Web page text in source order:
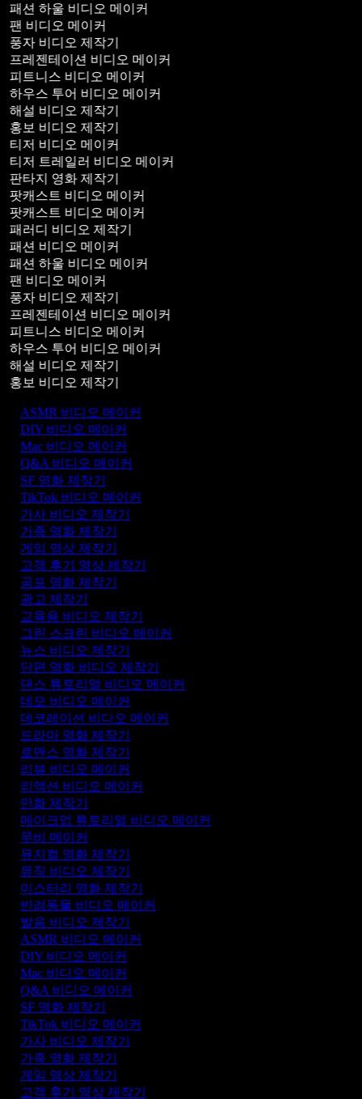
패션 하울 비디오 메이커
팬 비디오 메이커
풍자 비디오 제작기
프레젠테이션 비디오 메이커
피트니스 비디오 메이커
하우스 투어 비디오 메이커
해설 비디오 제작기
홍보 비디오 제작기
티저 비디오 메이커
티저 트레일러 비디오 메이커
판타지 영화 제작기
팟캐스트 비디오 메이커
팟캐스트 비디오 메이커
패러디 비디오 제작기
패션 비디오 메이커
패션 하울 비디오 메이커
팬 비디오 메이커
풍자 비디오 제작기
프레젠테이션 비디오 메이커
피트니스 비디오 메이커
하우스 투어 비디오 메이커
해설 비디오 제작기
홍보 비디오 제작기
ASMR 비디오 메이커
DIY 비디오 메이커
Mac 비디오 메이커
Q&A 비디오 메이커
SF 영화 제작기
TikTok 비디오 메이커
가사 비디오 제작기
가족 영화 제작기
게임 영상 제작기
고객 후기 영상 제작기
공포 영화 제작기
광고 제작기
교육용 비디오 제작기
그린 스크린 비디오 메이커
뉴스 비디오 제작기
단편 영화 비디오 제작기
댄스 튜토리얼 비디오 메이커
데모 비디오 메이커
데코레이션 비디오 메이커
드라마 영화 제작기
로맨스 영화 제작기
리뷰 비디오 메이커
리액션 비디오 메이커
만화 제작기
메이크업 튜토리얼 비디오 메이커
무비 메이커
뮤지컬 영화 제작기
뮤직 비디오 제작기
미스터리 영화 제작기
반려동물 비디오 메이커
발음 비디오 제작기
ASMR 비디오 메이커
DIY 비디오 메이커
Mac 비디오 메이커
Q&A 비디오 메이커
SF 영화 제작기
TikTok 비디오 메이커
가사 비디오 제작기
가족 영화 제작기
게임 영상 제작기
고객 후기 영상 제작기